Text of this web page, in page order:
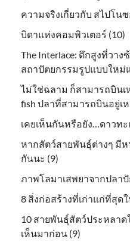
ความจริงเกี่ยวกับ สไปโน
บิดาแห่งคอมพิวเตอร์ (10)
The Interlace: ตึกสูงที่วา
สถาปัตยกรรมรูปแบบใหม่
ไม่ใช่ฉลาม ก็สามารถบินเ
fish ปลาที่สามารถบินอยู่เ
เคยเห็นกันหรือยัง…ดาวทะ
หากสัตว์สายพันธุ์ต่างๆ มีห
กันนะ (9)
ภาพโลมาเสพยาจากปลาปั
8 สิ่งก่อสร้างที่เก่าแก่ที่สุด
10 สายพันธุ์สัตว์ประหลา
เห็นมาก่อน (9)